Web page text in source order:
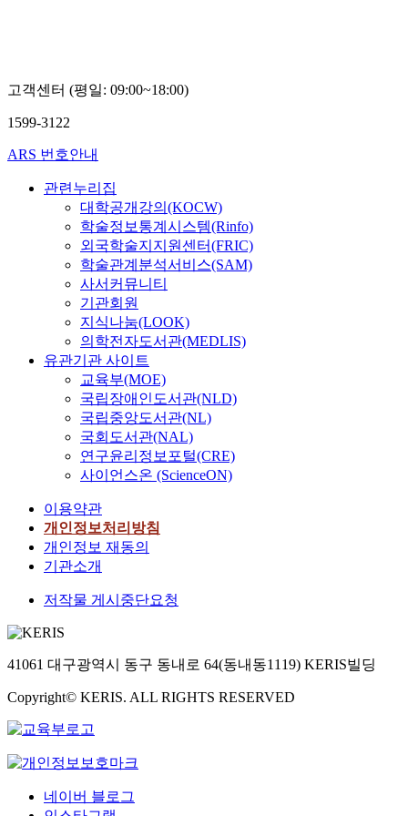
원
고객센터 (평일: 09:00~18:00)
1599-3122
ARS 번호안내
관련누리집
대학공개강의(KOCW)
학술정보통계시스템(Rinfo)
외국학술지지원센터(FRIC)
학술관계분석서비스(SAM)
사서커뮤니티
기관회원
지식나눔(LOOK)
의학전자도서관(MEDLIS)
유관기관 사이트
교육부(MOE)
국립장애인도서관(NLD)
국립중앙도서관(NL)
국회도서관(NAL)
연구윤리정보포털(CRE)
사이언스온 (ScienceON)
이용약관
개인정보처리방침
개인정보 재동의
기관소개
저작물 게시중단요청
41061 대구광역시 동구 동내로 64(동내동1119) KERIS빌딩
Copyright© KERIS. ALL RIGHTS RESERVED
네이버 블로그